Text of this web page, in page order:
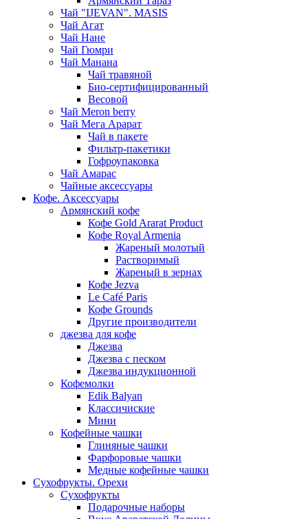
Чай "IJEVAN". MASIS
Чай Агат
Чай Нане
Чай Гюмри
Чай Манана
Чай травяной
Био-сертифицированный
Весовой
Чай Meron berry
Чай Мега Арарат
Чай в пакете
Фильтр-пакетики
Гофроупаковка
Чай Амарас
Чайные аксессуары
Кофе. Аксессуары
Армянский кофе
Кофе Gold Ararat Product
Кофе Royal Armenia
Жареный молотый
Растворимый
Жареный в зернах
Кофе Jezva
Le Café Paris
Кофе Grounds
Другие производители
джезва для кофе
Джезва
Джезва с песком
Джезва индукционной
Кофемолки
Edik Balyan
Классичиские
Мини
Кофейные чашки
Глиняные чашки
Фарфоровые чашки
Медные кофейные чашки
Сухофрукты. Орехи
Сухофрукты
Подарочные наборы